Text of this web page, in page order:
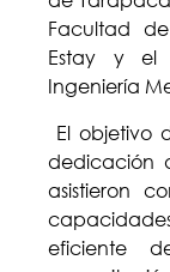
Facultad
Estay y el
Ingeniería
El objetivo
dedicación
asistieron
eficiente